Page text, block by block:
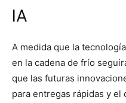
IA
A medida que la
en la cadena de frío
que las futuras
para entregas rápidas y